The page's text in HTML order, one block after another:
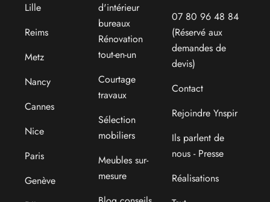
Lille
Reims
Metz
Nancy
Cannes
Nice
Paris
Genève
d'intérieur
bureaux
Rénovation
tout-en-un
Courtage
travaux
Sélection
mobiliers
Meubles sur-
mesure
07 80 96 48 84
(Réservé aux
demandes de
devis)
Contact
Rejoindre Ynspir
Ils parlent de
nous - Presse
Réalisations